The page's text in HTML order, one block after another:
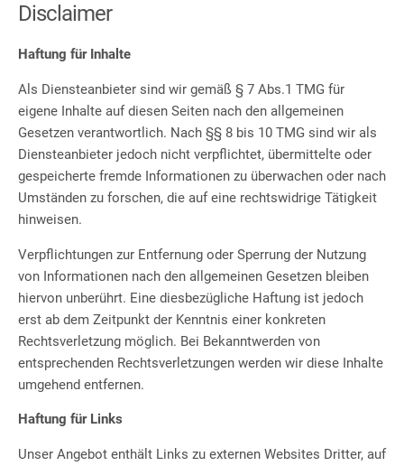
Disclaimer
Haftung für Inhalte
Als Diensteanbieter sind wir gemäß § 7 Abs.1 TMG für
eigene Inhalte auf diesen Seiten nach den allgemeinen
Gesetzen verantwortlich. Nach §§ 8 bis 10 TMG sind wir als
Diensteanbieter jedoch nicht verpflichtet, übermittelte oder
gespeicherte fremde Informationen zu überwachen oder nach
Umständen zu forschen, die auf eine rechtswidrige Tätigkeit
hinweisen.
Verpflichtungen zur Entfernung oder Sperrung der Nutzung
von Informationen nach den allgemeinen Gesetzen bleiben
hiervon unberührt. Eine diesbezügliche Haftung ist jedoch
erst ab dem Zeitpunkt der Kenntnis einer konkreten
Rechtsverletzung möglich. Bei Bekanntwerden von
entsprechenden Rechtsverletzungen werden wir diese Inhalte
umgehend entfernen.
Haftung für Links
Unser Angebot enthält Links zu externen Websites Dritter, auf